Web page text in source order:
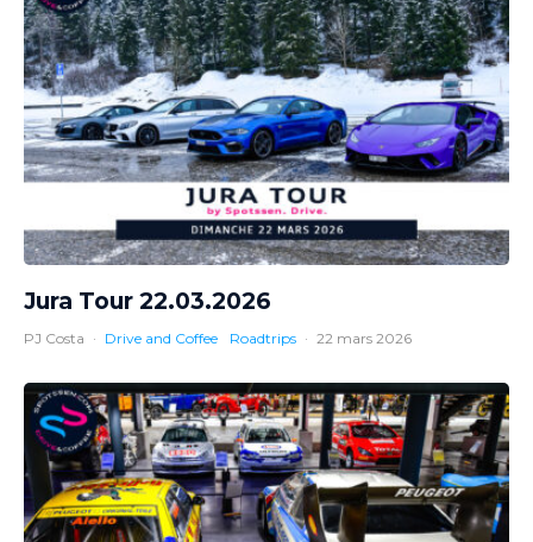
Jura Tour 22.03.2026
PJ Costa · Drive and Coffee Roadtrips · 22 mars 2026